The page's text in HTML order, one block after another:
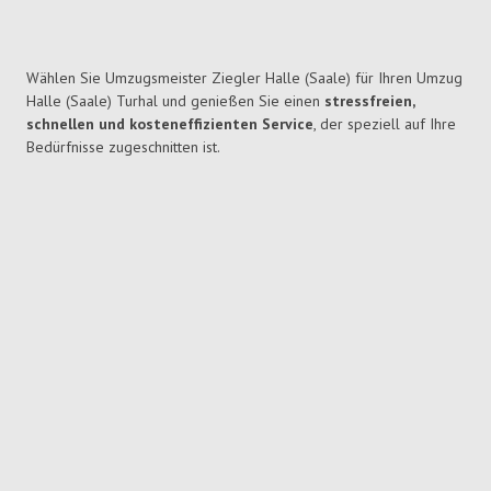
Wählen Sie Umzugsmeister Ziegler Halle (Saale) für Ihren Umzug
Halle (Saale) Turhal und genießen Sie einen stressfreien,
schnellen und kosteneffizienten Service, der speziell auf Ihre
Bedürfnisse zugeschnitten ist.